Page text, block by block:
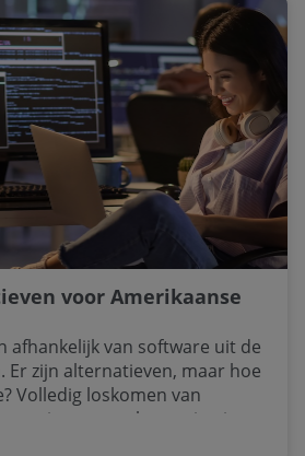
kijken naar elke winkel en
om onze klanten nog
voor Amerikaanse
afhankelijk van software uit de
Er zijn alternatieven, maar hoe
Volledig loskomen van
is voor veel organisaties
Toch is het goed mogelijk